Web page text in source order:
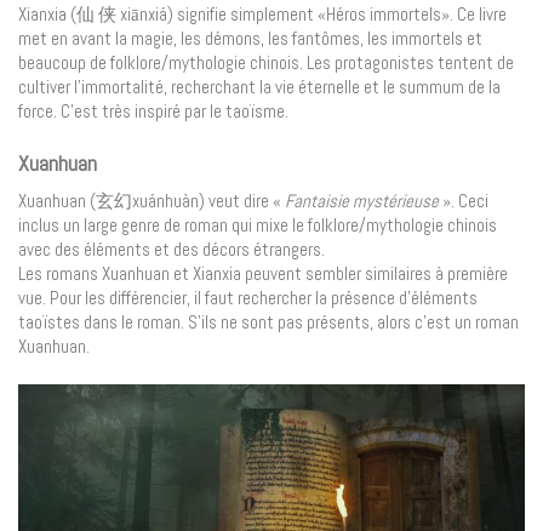
Xianxia (仙 侠 xiānxiá) signifie simplement «Héros immortels». Ce livre
met en avant la magie, les démons, les fantômes, les immortels et
beaucoup de folklore/mythologie chinois. Les protagonistes tentent de
cultiver l’immortalité, recherchant la vie éternelle et le summum de la
force. C’est très inspiré par le taoïsme.
Xuanhuan
Xuanhuan (玄幻xuánhuàn) veut dire « Fantaisie mystérieuse». Ceci
inclus un large genre de roman qui mixe le folklore/mythologie chinois
avec des éléments et des décors étrangers.
Les romans Xuanhuan et Xianxia peuvent sembler similaires à première
vue. Pour les différencier, il faut rechercher la présence d’éléments
taoïstes dans le roman. S’ils ne sont pas présents, alors c’est un roman
Xuanhuan.